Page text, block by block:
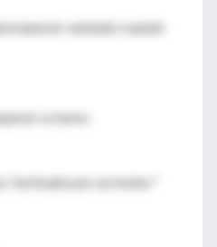
sentado cuando
su turno
"activado por un motor"